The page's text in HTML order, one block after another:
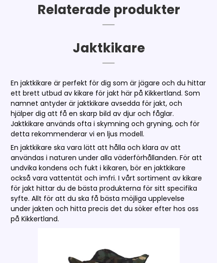
Relaterade produkter
Jaktkikare
En jaktkikare är perfekt för dig som är jägare och du hittar
ett brett utbud av kikare för jakt här på Kikkertland. Som
namnet antyder är jaktkikare avsedda för jakt, och
hjälper dig att få en skarp bild av djur och fåglar.
Jaktkikare används ofta i skymning och gryning, och för
detta rekommenderar vi en ljus modell.
En jaktkikare ska vara lätt att hålla och klara av att
användas i naturen under alla väderförhållanden. För att
undvika kondens och fukt i kikaren, bör en jaktkikare
också vara vattentät och imfri. I vårt sortiment av kikare
för jakt hittar du de bästa produkterna för sitt specifika
syfte. Allt för att du ska få bästa möjliga upplevelse
under jakten och hitta precis det du söker efter hos oss
på Kikkertland.